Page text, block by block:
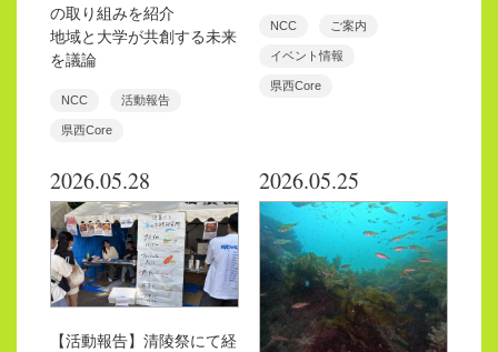
の取り組みを紹介
地域と大学が共創する未来
を議論
NCC 活動報告
県西Core
NCC ご案内
イベント情報
県西Core
2026.05.28
【活動報告】清陵祭にて経
2026.05.25